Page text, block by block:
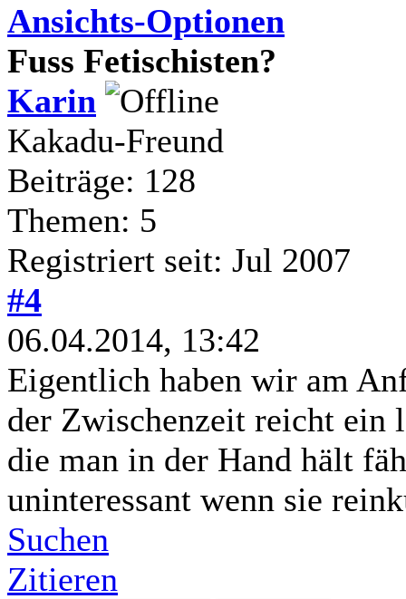
Ansichts-Optionen
Fuss Fetischisten?
Karin
Kakadu-Freund
Beiträge: 128
Themen: 5
Registriert seit: Jul 2007
#4
06.04.2014, 13:42
Eigentlich haben wir am
der Zwischenzeit reicht ein
die man in der Hand hält
uninteressant wenn sie
Suchen
Zitieren